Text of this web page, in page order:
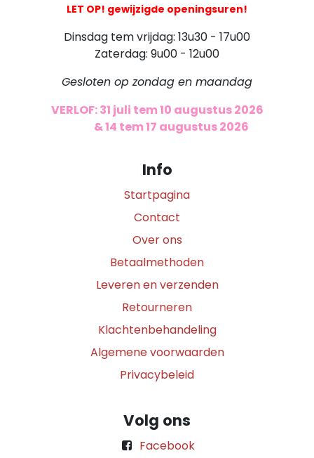
LET OP! gewijzigde openingsuren!
Dinsdag tem vrijdag: 13u30 - 17u00
Zaterdag: 9u00 - 12u00
Gesloten op zondag en maandag
VERLOF: 31 juli tem 10 augustus 2026
& 14 tem 17 augustus 2026
Info
Startpagina
Contact
Over ons
Betaalmethoden
Leveren en verzenden
Retourneren
Klachtenbehandeling
Algemene voorwaarden
Privacybeleid
Volg ons
Facebook